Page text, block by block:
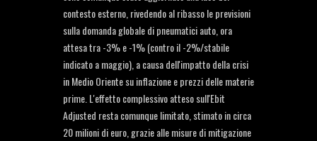
contesto esterno, rivedendo al ribasso le previsioni
sulla domanda globale di pneumatici auto, ora
attesa tra -3% e -1% (contro il -2%/stabile
indicato a maggio), a causa dell'impatto della crisi
in Medio Oriente su inflazione e prezzi delle materie
prime. L'effetto complessivo atteso sull'Ebit
Adjusted resta comunque limitato, stimato in circa
20 milioni di euro, grazie alle misure di mitigazione